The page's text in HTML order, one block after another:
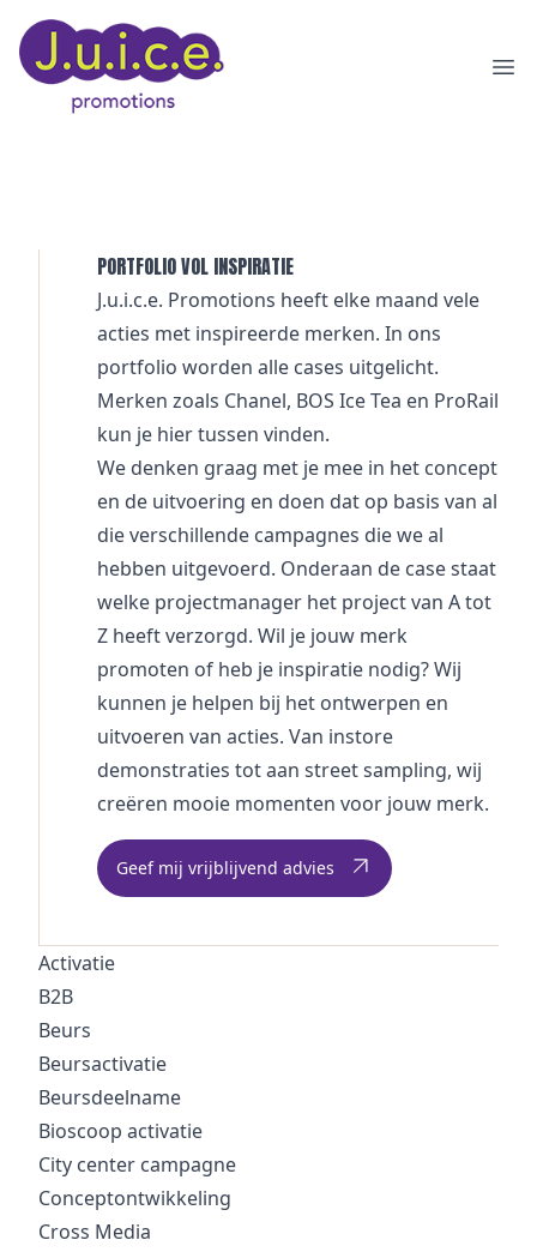
PORTFOLIO VOL INSPIRATIE
J.u.i.c.e. Promotions heeft elke maand vele
acties met inspireerde merken. In ons
portfolio worden alle cases uitgelicht.
Merken zoals Chanel, BOS Ice Tea en ProRail
kun je hier tussen vinden.
We denken graag met je mee in het concept
en de uitvoering en doen dat op basis van al
die verschillende campagnes die we al
hebben uitgevoerd. Onderaan de case staat
welke projectmanager het project van A tot
Z heeft verzorgd. Wil je jouw merk
promoten of heb je inspiratie nodig? Wij
kunnen je helpen bij het ontwerpen en
uitvoeren van acties. Van instore
demonstraties tot aan street sampling, wij
creëren mooie momenten voor jouw merk.
Geef mij vrijblijvend advies
Activatie
B2B
Beurs
Beursactivatie
Beursdeelname
Bioscoop activatie
City center campagne
Conceptontwikkeling
Cross Media